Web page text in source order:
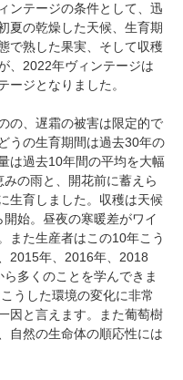
ンテージの条件として、迅
夏の乾燥した天候、生育期
で熟した果実、そして収穫
、2022年ヴィンテージは
ージとなりました。
の、遅霜の被害は限定的で
うの生育期間は過去30年の
は過去10年間の平均を大幅
の雨と、開花前に蓄えら
生育しました。収穫は天候
始。昼夜の寒暖差がワイ
また生産者はこの10年こう
2015年、2016年、2018
多くのことを学んできま
うした環境の変化に非常
因と言えます。また葡萄樹
自然の生命体の順応性には